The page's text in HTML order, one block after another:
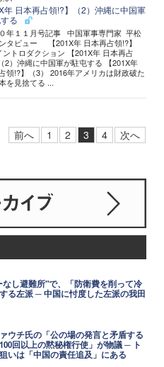
年 日本再占領!?】（2）沖縄に中国軍
る
年１１月号記事 中国軍事専門家 平松
タビュー 【201X年 日本再占領!?】
ントロダクション 【201X年 日本再占
2）沖縄に中国軍が駐屯する 【201X年
領!?】（3） 2016年アメリカは財政破た
を見捨てる ...
前へ 1 2 3 4 次へ
なし避難所"で、「防衛費を削って冷
る左派 ─ 中国に忖度した左派の我田
ウチ氏の「公の場の発言と矛盾する
回以上の黙秘権行使」が物議 ─ ト
いは「中国の責任追及」にある